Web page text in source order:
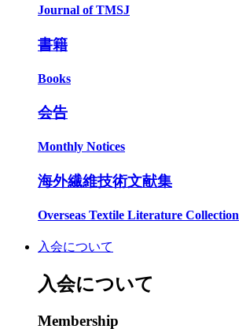
Journal of TMSJ
書籍
Books
会告
Monthly Notices
海外繊維技術文献集
Overseas Textile Literature Collection
入会について
入会について
Membership